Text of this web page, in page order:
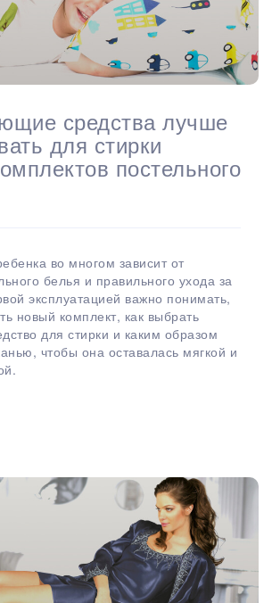
средства лучше
для стирки
постельного
во многом зависит от
белья и правильного ухода за
эксплуатацией важно понимать,
новый комплект, как выбрать
для стирки и каким образом
чтобы она оставалась мягкой и